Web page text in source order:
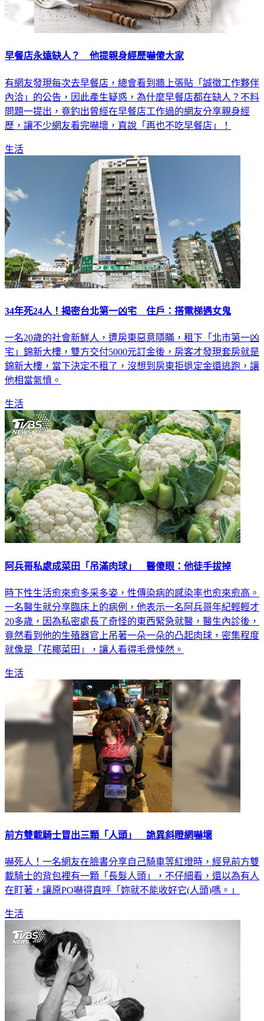
早餐店永遠缺人？ 他提親身經歷嚇傻大家
有網友發現每次去早餐店，總會看到牆上張貼「誠徵工作夥伴
內洽」的公告，因此產生疑惑，為什麼早餐店都在缺人？不料
問題一提出，竟釣出曾經在早餐店工作過的網友分享親身經
歷，讓不少網友看完嚇壞，直說「再也不吃早餐店」！
生活
34年死24人！揭密台北第一凶宅 住戶：搭電梯遇女鬼
一名20歲的社會新鮮人，遭房東惡意隱瞞，租下「北市第一凶
宅」錦新大樓，雙方交付5000元訂金後，房客才發現套房就是
錦新大樓，當下決定不租了，沒想到房東拒退定金還逃跑，讓
他相當氣憤。
生活
阿兵哥私處成菜田「吊滿肉球」 醫傻眼：他徒手拔掉
時下性生活愈來愈多采多姿，性傳染病的感染率也愈來愈高。
一名醫生就分享臨床上的病例，他表示一名阿兵哥年紀輕輕才
20多歲，因為私密處長了奇怪的東西緊急就醫，醫生內診後，
竟然看到他的生殖器官上吊著一朵一朵的凸起肉球，密集程度
就像是「花椰菜田」，讓人看得毛骨悚然。
生活
前方雙載騎士冒出三顆「人頭」 詭異斜瞪網嚇壞
嚇死人！一名網友在臉書分享自己騎車等紅燈時，經見前方雙
載騎士的背包裡有一顆「長髮人頭」，不仔細看，還以為有人
在盯著，讓原PO嚇得直呼「妳就不能收好它(人頭)嗎。」
生活